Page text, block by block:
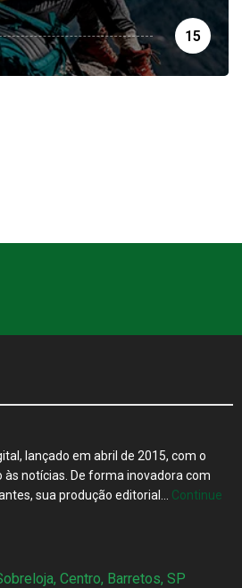
15
lançado em abril de 2015, com o
notícias. De forma inovadora com
sua produção editorial… Continue
Centro, Barretos, SP